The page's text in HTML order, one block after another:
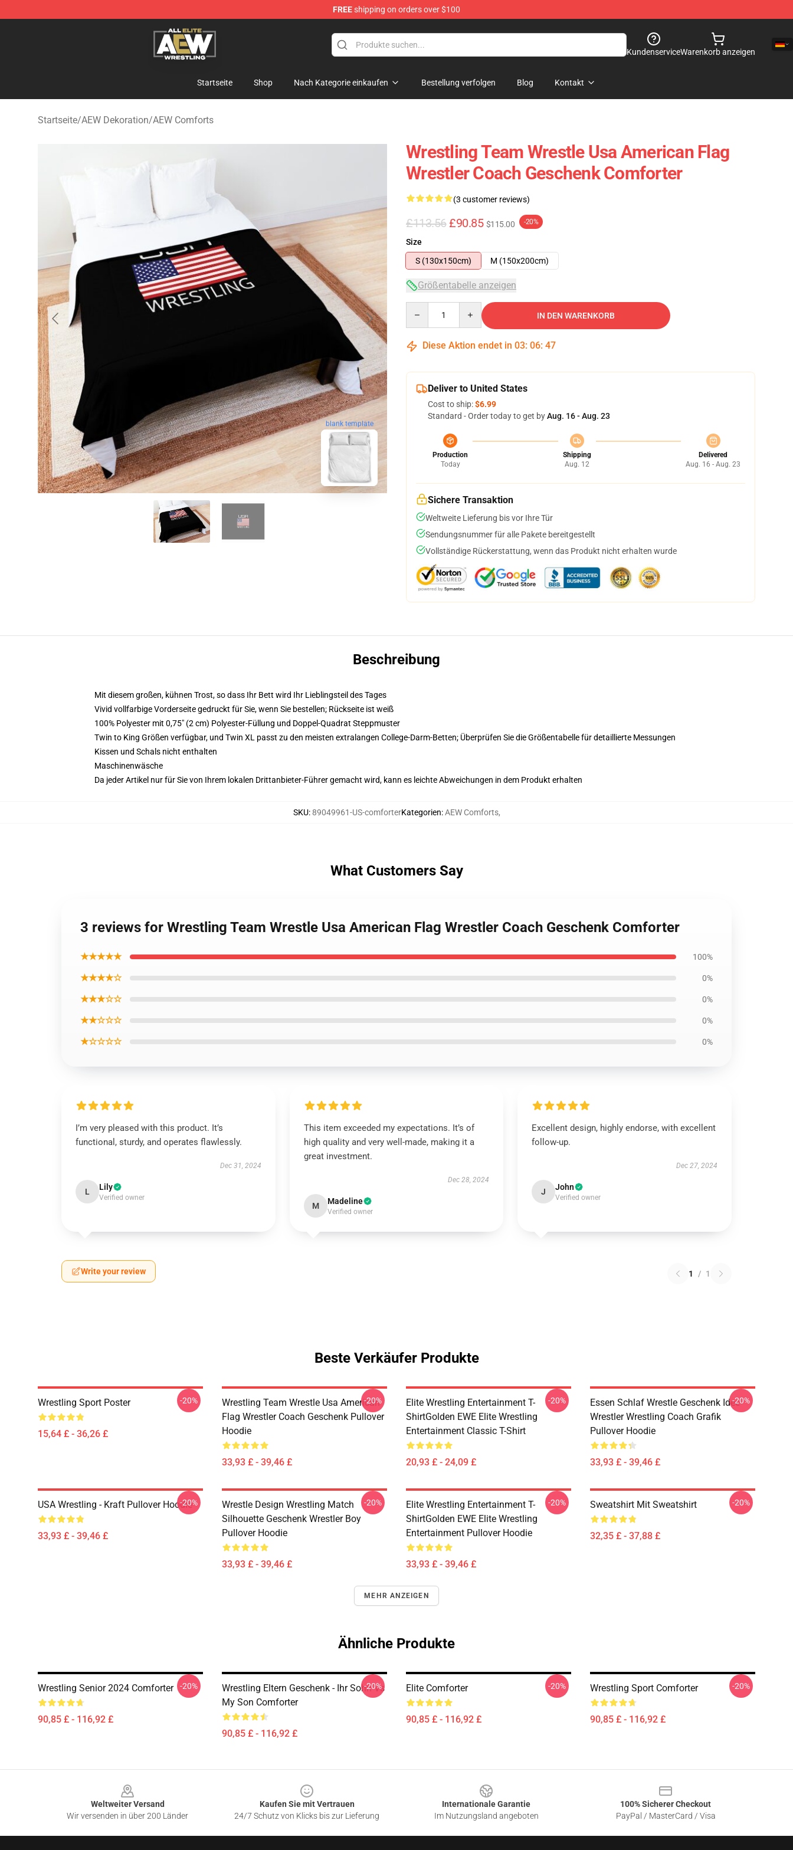
FREEshipping on orders over $100
Aew Shop ⚡️ Official Aew Merchandise Store
KundenserviceWarenkorb anzeigen
Startseite Shop Nach Kategorie einkaufen Bestellung verfolgen Blog Kontakt
Startseite/AEW Dekoration/AEW Comforts
blank template
Wrestling Team Wrestle Usa American Flag
Wrestler Coach Geschenk Comforter
(3 customer reviews)
£113.56 £90.85 $115.00 -20%
Size
S (130x150cm)
M (150x200cm)
Größentabelle anzeigen
IN DEN WARENKORB
Diese Aktion endet in 03: 06: 46
Deliver to United States
Cost to ship:$6.99
Standard - Order today to get byAug. 16 - Aug. 23
Production
Today
Shipping
Aug. 12
Delivered
Aug. 16 - Aug. 23
Sichere Transaktion
Weltweite Lieferung bis vor Ihre Tür
Sendungsnummer für alle Pakete bereitgestellt
Vollständige Rückerstattung, wenn das Produkt nicht erhalten wurde
Beschreibung
Mit diesem großen, kühnen Trost, so dass Ihr Bett wird Ihr Lieblingsteil des Tages
Vivid vollfarbige Vorderseite gedruckt für Sie, wenn Sie bestellen; Rückseite ist weiß
100% Polyester mit 0,75" (2 cm) Polyester-Füllung und Doppel-Quadrat Steppmuster
Twin to King Größen verfügbar, und Twin XL passt zu den meisten extralangen College-Darm-Betten; Überprüfen Sie die Größentabelle für detaillierte Messungen
Kissen und Schals nicht enthalten
Maschinenwäsche
Da jeder Artikel nur für Sie von Ihrem lokalen Drittanbieter-Führer gemacht wird, kann es leichte Abweichungen in dem Produkt erhalten
SKU:89049961-US-comforterKategorien:AEW Comforts,
What Customers Say
3 reviews for Wrestling Team Wrestle Usa American Flag Wrestler Coach Geschenk Comforter
★★★★★ 100%
★★★★☆ 0%
★★★☆☆ 0%
★★☆☆☆ 0%
★☆☆☆☆ 0%
I’m very pleased with this product. It’s
functional, sturdy, and operates flawlessly.
Dec 31, 2024
L Lily
Verified owner
This item exceeded my expectations. It’s of
high quality and very well-made, making it a
great investment.
Dec 28, 2024
M Madeline
Verified owner
Excellent design, highly endorse, with excellent
follow-up.
Dec 27, 2024
J John
Verified owner
Write your review 1 / 1
Beste Verkäufer Produkte
Wrestling Sport Poster
15,64 £ - 36,26 £
-20%
Wrestling Team Wrestle Usa American
Flag Wrestler Coach Geschenk Pullover
Hoodie
33,93 £ - 39,46 £
-20%
Elite Wrestling Entertainment T-
ShirtGolden EWE Elite Wrestling
Entertainment Classic T-Shirt
20,93 £ - 24,09 £
-20%
Essen Schlaf Wrestle Geschenk Idee
Wrestler Wrestling Coach Grafik
Pullover Hoodie
33,93 £ - 39,46 £
-20%
USA Wrestling - Kraft Pullover Hoodie
33,93 £ - 39,46 £
-20%
Wrestle Design Wrestling Match
Silhouette Geschenk Wrestler Boy
Pullover Hoodie
33,93 £ - 39,46 £
-20%
Elite Wrestling Entertainment T-
ShirtGolden EWE Elite Wrestling
Entertainment Pullover Hoodie
33,93 £ - 39,46 £
-20% Sweatshirt Mit Sweatshirt
32,35 £ - 37,88 £
-20%
MEHR ANZEIGEN
Ähnliche Produkte
Wrestling Senior 2024 Comforter
90,85 £ - 116,92 £
-20%
Wrestling Eltern Geschenk - Ihr Sohn Vs
My Son Comforter
90,85 £ - 116,92 £
-20% Elite Comforter
90,85 £ - 116,92 £
-20% Wrestling Sport Comforter
90,85 £ - 116,92 £
-20%
Weltweiter Versand
Wir versenden in über 200 Länder
Kaufen Sie mit Vertrauen
24/7 Schutz von Klicks bis zur Lieferung
Internationale Garantie
Im Nutzungsland angeboten
100% Sicherer Checkout
PayPal / MasterCard / Visa